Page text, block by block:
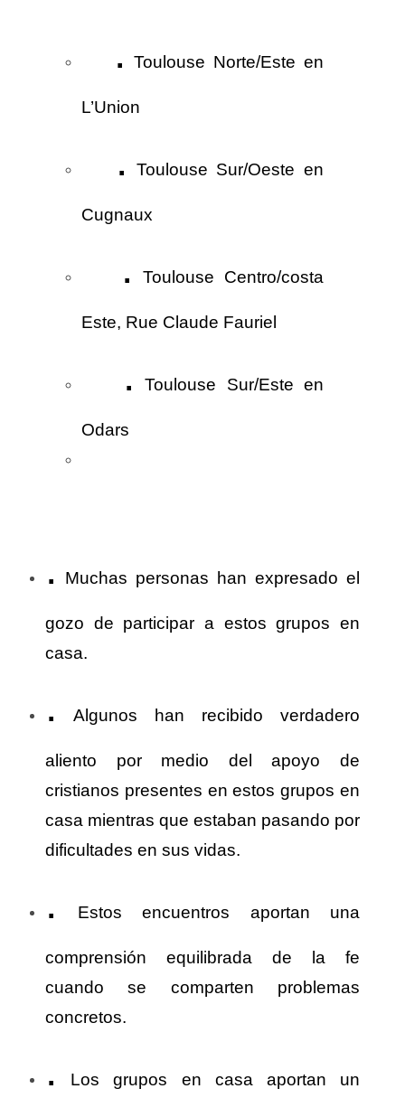
. Toulouse Norte/Este en
L’Union
. Toulouse Sur/Oeste en
Cugnaux
. Toulouse Centro/costa
Este, Rue Claude Fauriel
. Toulouse Sur/Este en
Odars
. Muchas personas han expresado el
gozo de participar a estos grupos en
casa.
. Algunos han recibido verdadero
aliento por medio del apoyo de
cristianos presentes en estos grupos en
casa mientras que estaban pasando por
dificultades en sus vidas.
. Estos encuentros aportan una
comprensión equilibrada de la fe
cuando se comparten problemas
concretos.
. Los grupos en casa aportan un